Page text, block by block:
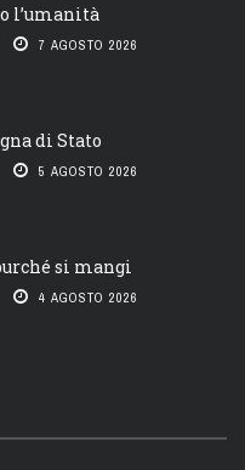
l’umanità
7 AGOSTO 2026
di Stato
5 AGOSTO 2026
si mangi
4 AGOSTO 2026